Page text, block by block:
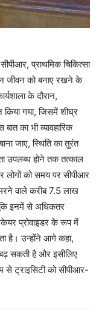
प्राथमिक चिकित्सा
जीवन को बनाए रखने के
के दौरान,
किया गया, जिसमें शीघ्र
का भी व्यावहारिक
जाए, स्थिति का तुरंत
उपलब्ध होने तक तत्काल
लोगों को समय पर सीपीआर
वाले करीब 7.5 लाख
इनमें से अधिकतर
प्रोवाइडर के रूप में
है। उन्होंने आगे कहा,
सकती है और इसीलिए
से ट्राइसिटी को सीपीआर-